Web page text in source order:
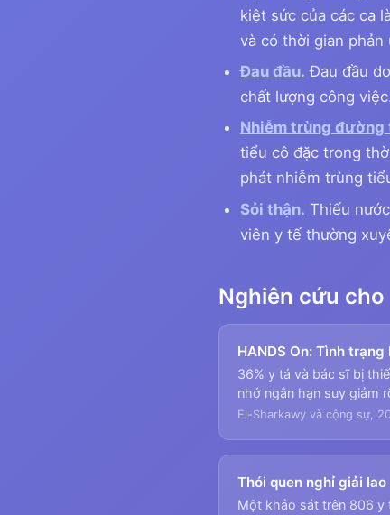
kiệt sức của các ca
và có thời gian phản
Đau đầu. Đau đầu
chất lượng công việc.
Nhiễm trùng đường
tiểu cô đặc trong
phát nhiễm trùng
Sỏi thận. Thiếu
viên y tế thường
Nghiên cứu
HANDS On: Tình
36% y tá và bác sĩ bị
nhớ ngắn hạn suy giảm
El-Sharkawy và cộng sự,
Thói quen nghỉ giải
Một khảo sát trên 806 y